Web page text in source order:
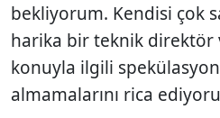
bekliyorum. Kendisi çok
harika bir teknik direktör
konuyla ilgili
almamalarını rica